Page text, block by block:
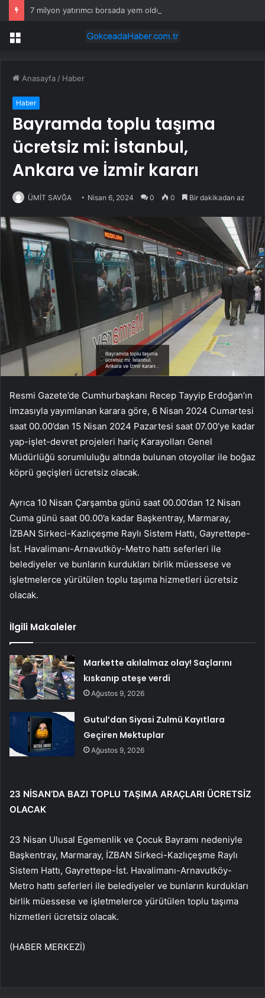
7 milyon yatırımcı borsada yem oldu
Menü
Anasayfa / Haber
Haber
Bayramda toplu taşıma
ücretsiz mi: İstanbul,
Ankara ve İzmir kararı
ÜMİT SAVĞA Nisan 6, 2024 0 0 Bir dakikadan az
Resmi Gazete’de Cumhurbaşkanı Recep Tayyip Erdoğan’ın
imzasıyla yayımlanan karara göre, 6 Nisan 2024 Cumartesi
saat 00.00’dan 15 Nisan 2024 Pazartesi saat 07.00’ye kadar
yap-işlet-devret projeleri hariç Karayolları Genel
Müdürlüğü sorumluluğu altında bulunan otoyollar ile boğaz
köprü geçişleri ücretsiz olacak.
Ayrıca 10 Nisan Çarşamba günü saat 00.00’dan 12 Nisan
Cuma günü saat 00.00’a kadar Başkentray, Marmaray,
İZBAN Sirkeci-Kazlıçeşme Raylı Sistem Hattı, Gayrettepe-
İst. Havalimanı-Arnavutköy-Metro hattı seferleri ile
belediyeler ve bunların kurdukları birlik müessese ve
işletmelerce yürütülen toplu taşıma hizmetleri ücretsiz
olacak.
İlgili Makaleler
Markette akılalmaz olay! Saçlarını
kıskanıp ateşe verdi
Ağustos 9, 2026
Gutul’dan Siyasi Zulmü Kayıtlara
Geçiren Mektuplar
Ağustos 9, 2026
23 NİSAN’DA BAZI TOPLU TAŞIMA ARAÇLARI ÜCRETSİZ
OLACAK
23 Nisan Ulusal Egemenlik ve Çocuk Bayramı nedeniyle
Başkentray, Marmaray, İZBAN Sirkeci-Kazlıçeşme Raylı
Sistem Hattı, Gayrettepe-İst. Havalimanı-Arnavutköy-
Metro hattı seferleri ile belediyeler ve bunların kurdukları
birlik müessese ve işletmelerce yürütülen toplu taşıma
hizmetleri ücretsiz olacak.
(HABER MERKEZİ)